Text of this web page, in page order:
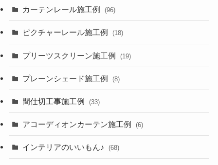
カーテンレール施工例 (96)
ピクチャーレール施工例 (18)
プリーツスクリーン施工例 (19)
プレーンシェード施工例 (8)
間仕切工事施工例 (33)
アコーディオンカーテン施工例 (6)
インテリアのいいもん♪ (68)